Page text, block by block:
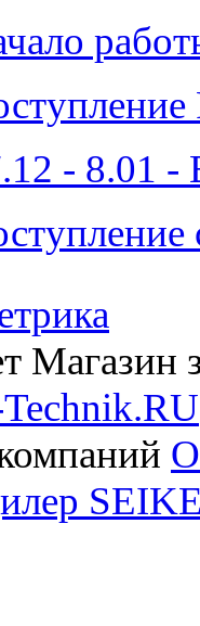
-
Магазин